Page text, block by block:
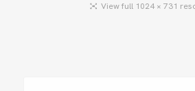
View full 1024 × 731